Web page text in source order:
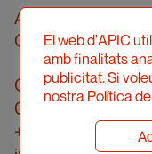
Asociació
Catalunya
Calle Londres,
08036 Barcelona
+34 934 161 474
El web d'APIC
amb finalitats
publicitat. Si
nostra Política